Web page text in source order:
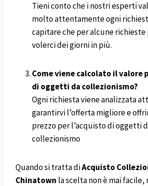
Tieni conto che i nostri esperti
molto attentamente ogni
capitare che per alcune
volerci dei giorni in più.
Come viene calcolato il valore
di oggetti da collezionismo?
Ogni richiesta viene analizzata
garantirvi l’offerta migliore e
prezzo per l’acquisto di oggetti
collezionismo
Quando si tratta diAcquisto
Chinatown la scelta non è mai